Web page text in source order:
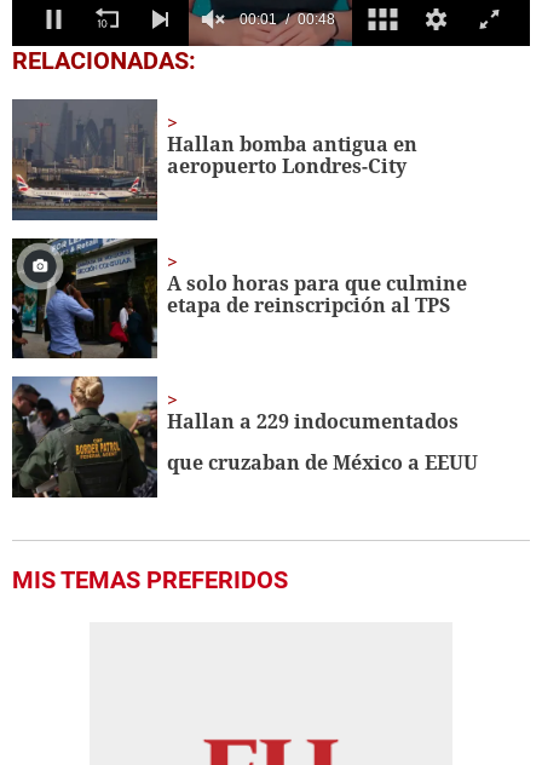
0
seconds
seconds
RELACIONADAS:
Hallan bomba antigua en
aeropuerto Londres-City
A solo horas para que culmine
etapa de reinscripción al TPS
Hallan a 229 indocumentados
que cruzaban de México a EEUU
MIS TEMAS PREFERIDOS